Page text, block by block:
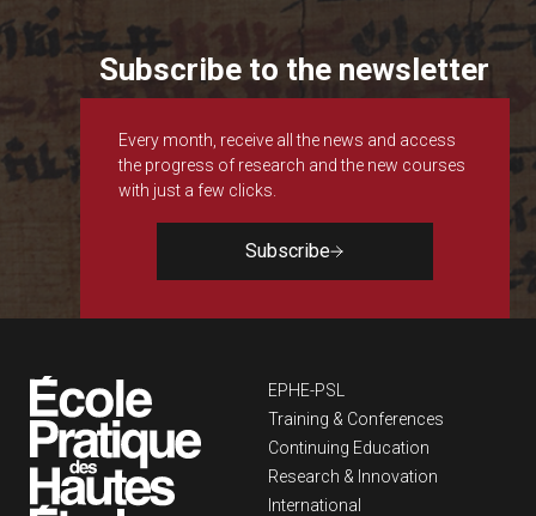
Subscribe to the newsletter
Every month, receive all the news and access
the progress of research and the new courses
with just a few clicks.
Subscribe
Navigation
EPHE-PSL
Training & Conferences
Continuing Education
Research & Innovation
International